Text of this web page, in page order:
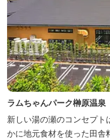
ラムちゃんパーク榊原温
新しい湯の瀬のコンセプ
かに地元食材を使った田舎